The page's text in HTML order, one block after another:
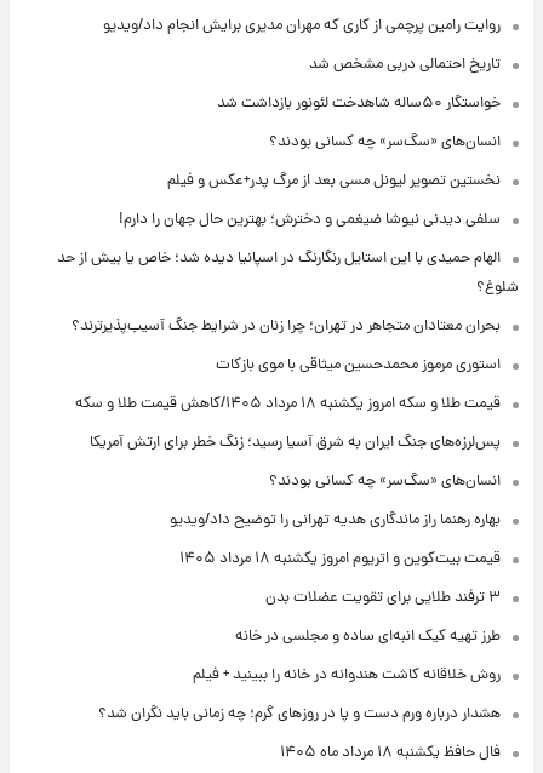
روایت رامین پرچمی از کاری که مهران مدیری برایش انجام داد/ویدیو
تاریخ احتمالی دربی مشخص شد
خواستگار ۵۰ساله شاهدخت لئونور بازداشت شد
انسان‌های «سگ‌سر» چه کسانی بودند؟
نخستین تصویر لیونل مسی بعد از مرگ پدر+عکس و فیلم
سلفی دیدنی نیوشا ضیغمی و دخترش؛ بهترین حال جهان را دارم!
الهام حمیدی با این استایل رنگارنگ در اسپانیا دیده شد؛ خاص یا بیش از حد
شلوغ؟
بحران معتادان متجاهر در تهران؛ چرا زنان در شرایط جنگ آسیب‌پذیرترند؟
استوری مرموز محمدحسین میثاقی با موی بازکات
قیمت طلا و سکه امروز یکشنبه ۱۸ مرداد ۱۴۰۵/کاهش قیمت طلا و سکه
پس‌لرزه‌های جنگ ایران به شرق آسیا رسید؛ زنگ خطر برای ارتش آمریکا
انسان‌های «سگ‌سر» چه کسانی بودند؟
بهاره رهنما راز ماندگاری هدیه تهرانی را توضیح داد/ویدیو
قیمت بیت‌کوین و اتریوم امروز یکشنبه ۱۸ مرداد ۱۴۰۵
۳ ترفند طلایی برای تقویت عضلات بدن
طرز تهیه کیک انبه‌ای ساده و مجلسی در خانه
روش خلاقانه کاشت هندوانه در خانه را ببینید + فیلم
هشدار درباره ورم دست و پا در روزهای گرم؛ چه زمانی باید نگران شد؟
فال حافظ یکشنبه ۱۸ مرداد ماه ۱۴۰۵